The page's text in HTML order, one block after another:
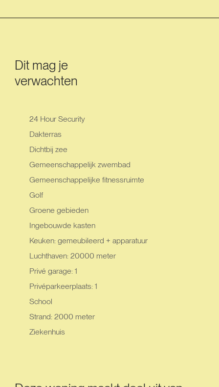
Dit mag je
verwachten
24 Hour Security
Dakterras
Dichtbij zee
Gemeenschappelijk zwembad
Gemeenschappelijke fitnessruimte
Golf
Groene gebieden
Ingebouwde kasten
Keuken: gemeubileerd + apparatuur
Luchthaven: 20000 meter
Privé garage: 1
Privéparkeerplaats: 1
School
Strand: 2000 meter
Ziekenhuis